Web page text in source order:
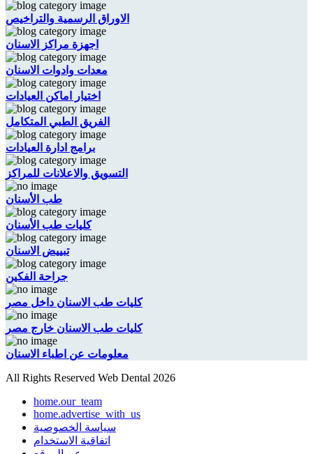
الاوراق الرسمية والتراخيص
اجهزة مراكز الاسنان
معدات وادوات الاسنان
اختيار اماكن العيادات
الفريق الطبي المتكامل
برامج ادارة العيادات
التسويق والاعلانات للمراكز
طب الأسنان
كليات طب الأسنان
تبييض الاسنان
جراحة الفكين
كليات طب الاسنان داخل مصر
كليات طب الاسنان خارج مصر
معلومات عن اطباء الاسنان
All Rights Reserved Web Dental 2026
home.our_team
home.advertise_with_us
سياسة الخصوصية
اتفاقية الاستخدام